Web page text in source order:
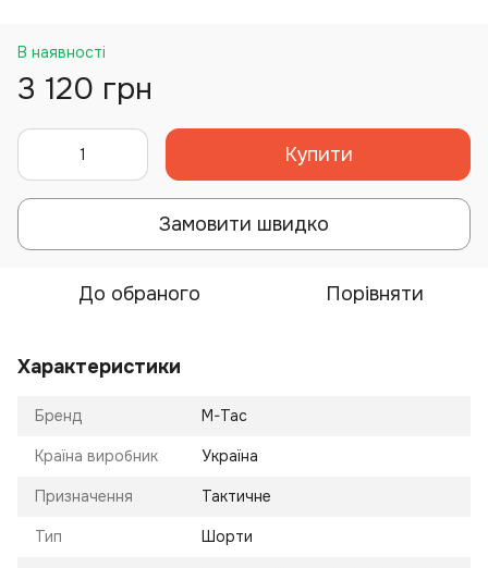
В наявності
3 120 грн
Купити
Замовити швидко
До обраного Порівняти
Характеристики
Бренд M-Tac
Країна виробник Україна
Призначення Тактичне
Тип Шорти